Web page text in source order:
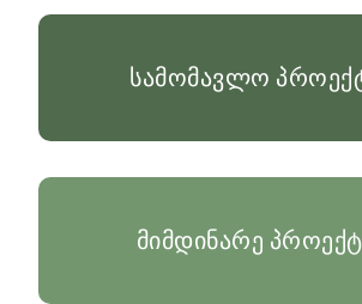
სამომავლო
მიმდინარე